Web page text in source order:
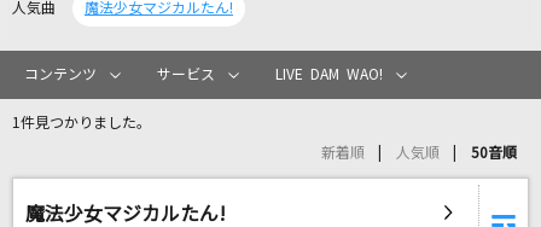
カラオケリクエスト
全国りれき
リアルタイムで歌われている曲の一覧
[生音]クリスマスキャロルの頃には
人気曲 魔法少女マジカルたん!
コンテンツ サービス LIVE DAM WAO!
1件見つかりました。
新着順 人気順 50音順
魔法少女マジカルたん!